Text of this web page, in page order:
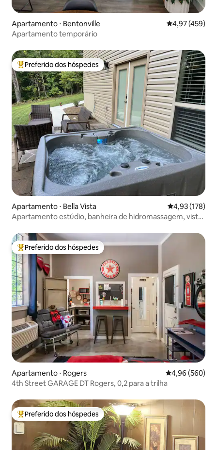
Apartamento ⋅ Bentonville 4,97 de uma
4,97 (459)
Apartamento temporário
Entre os melhores preferidos dos hóspedes
Preferido dos hóspedes
Apartamento ⋅ Bella Vista 4,93 de uma
4,93 (178)
Apartamento estúdio, banheira de hidromassagem, vista
Entre os melhores preferidos dos hóspedes
Preferido dos hóspedes
Apartamento ⋅ Rogers 4,96 de uma
4,96 (560)
4th Street GARAGE DT Rogers, 0,2 para a trilha
Entre os melhores preferidos dos hóspedes
Preferido dos hóspedes